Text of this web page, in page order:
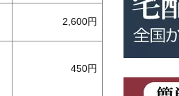
2,600
450